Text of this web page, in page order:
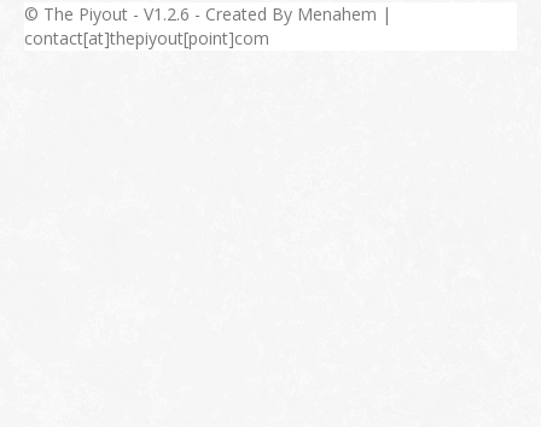
© The Piyout - V1.2.6 - Created By Menahem |
contact[at]thepiyout[point]com